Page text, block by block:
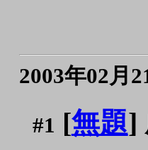
2003年02月
#1 [無題]